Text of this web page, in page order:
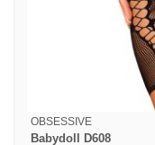
OBSESSIVE
Babydoll D608